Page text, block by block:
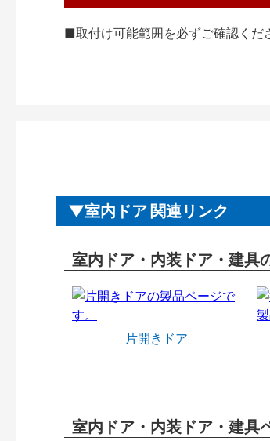
■取付け可能範囲を必ずご確認くだ
室内ドア 関連リンク
室内ドア・内装ドア・建具
片開きドア
室内ドア・内装ドア・建具